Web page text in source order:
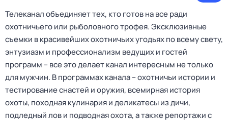
Телеканал объединяет тех, кто готов на все ради
охотничьего или рыболовного трофея. Эксклюзивные
съемки в красивейших охотничьих угодьях по всему свету,
энтузиазм и профессионализм ведущих и гостей
программ – все это делает канал интересным не только
для мужчин. В программах канала – охотничьи истории и
тестирование снастей и оружия, всемирная история
охоты, походная кулинария и деликатесы из дичи,
подледный лов и подводная охота, а также репортажи с